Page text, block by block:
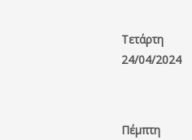
Τετάρτη
24/04/2024
Πέμπτη